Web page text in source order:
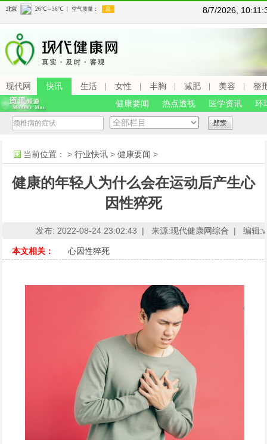
8/7/2026,
现代网 快讯 生活 女性 丰胸 减肥 美容
整
健康要闻
热点透视 医学资讯 环
当前位置： >行业快讯 >健康要闻 >
健康的年轻人为什么会在运动后产生心
因性猝死
发布: 2022-08-24 23:02:43 | 来源:现代健康网综合 | 编辑
本文相关： 心因性猝死